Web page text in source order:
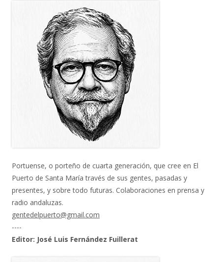
Portuense, o porteño de cuarta generación, que cree en El
Puerto de Santa María través de sus gentes, pasadas y
presentes, y sobre todo futuras. Colaboraciones en prensa y
radio andaluzas.
gentedelpuerto@gmail.com
----
Editor: José Luis Fernández Fuillerat